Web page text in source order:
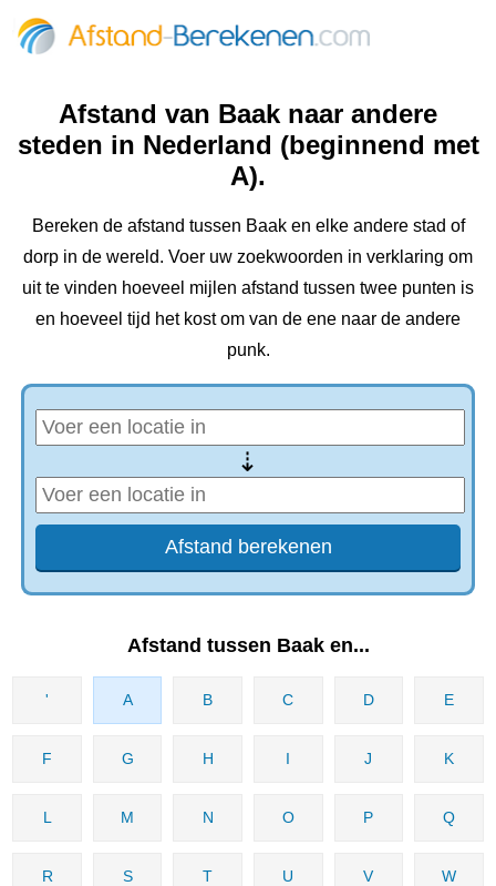
Afstand van Baak naar andere
steden in Nederland (beginnend met
A).
Bereken de afstand tussen Baak en elke andere stad of
dorp in de wereld. Voer uw zoekwoorden in verklaring om
uit te vinden hoeveel mijlen afstand tussen twee punten is
en hoeveel tijd het kost om van de ene naar de andere
punk.
⇢
Afstand tussen Baak en...
' A B C D E
F G H I J K
L M N O P Q
R S T U V W